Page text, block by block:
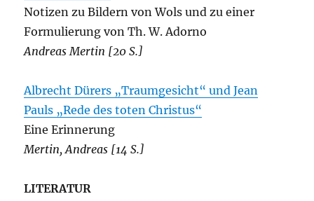
Notizen zu Bildern von Wols und zu einer
Formulierung von Th. W. Adorno
Andreas Mertin [20 S.]
Albrecht Dürers „Traumgesicht“ und Jean
Pauls „Rede des toten Christus“
Eine Erinnerung
Mertin, Andreas [14 S.]
LITERATUR